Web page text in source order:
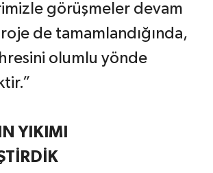
görüşmeler devam
de tamamlandığında,
olumlu yönde
YIKIMI